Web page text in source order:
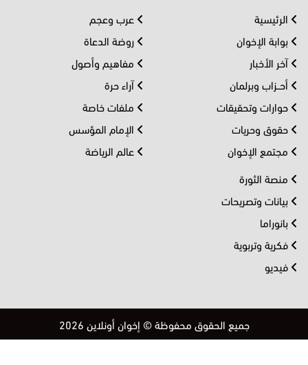
الرئيسية
بوابة الإخوان
آخر الأخبار
أحــزاب وبرلمان
حوارات وتحقيقات
حقوق وحريات
مجتمع الإخوان
عرب وعجم
روضة الدعاة
مفاهيم وأصول
آراء حرة
ملفات خاصة
الإمام المؤسس
عالم الرياضة
منصة الثورة
بيانات وتصريحات
بانوراما
فكرية وتربوية
فيديو
جميع الحقوق محفوظة © إخوان أونلاين 2026